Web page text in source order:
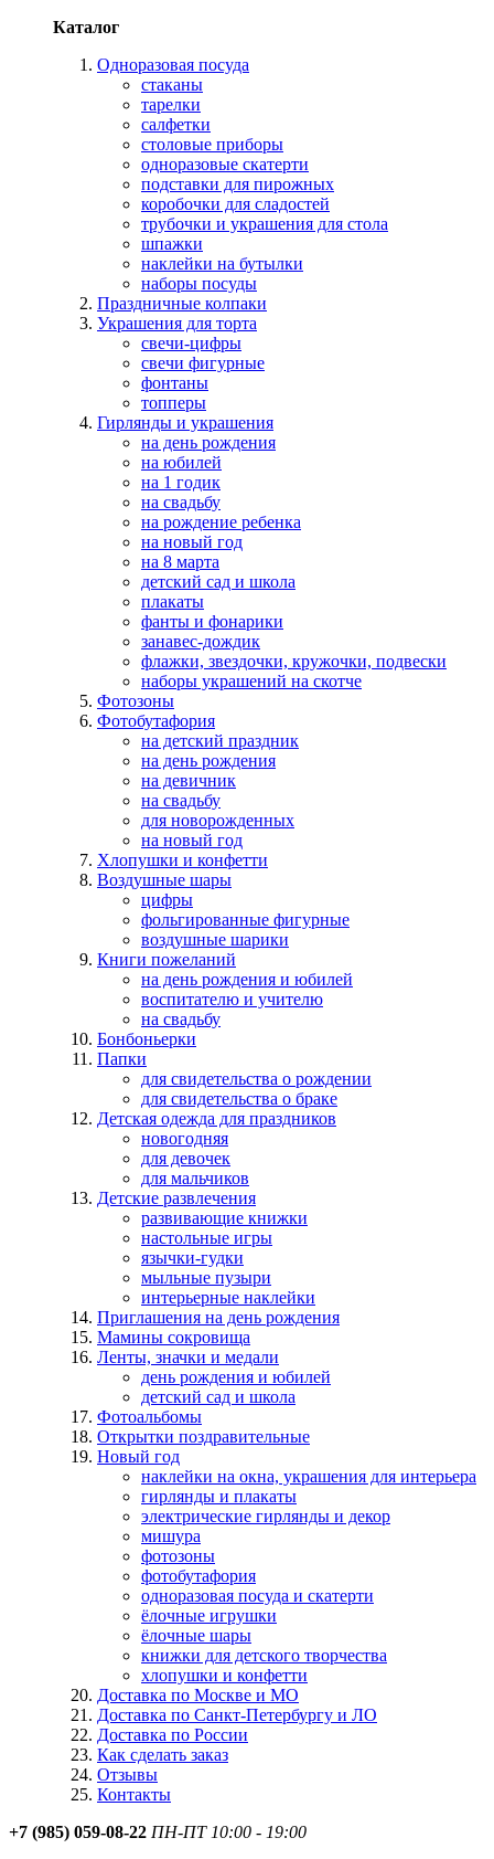
Каталог
Одноразовая посуда
стаканы
тарелки
салфетки
столовые приборы
одноразовые скатерти
подставки для пирожных
коробочки для сладостей
трубочки и украшения для стола
шпажки
наклейки на бутылки
наборы посуды
Праздничные колпаки
Украшения для торта
свечи-цифры
свечи фигурные
фонтаны
топперы
Гирлянды и украшения
на день рождения
на юбилей
на 1 годик
на свадьбу
на рождение ребенка
на новый год
на 8 марта
детский сад и школа
плакаты
фанты и фонарики
занавес-дождик
флажки, звездочки, кружочки, подвески
наборы украшений на скотче
Фотозоны
Фотобутафория
на детский праздник
на день рождения
на девичник
на свадьбу
для новорожденных
на новый год
Хлопушки и конфетти
Воздушные шары
цифры
фольгированные фигурные
воздушные шарики
Книги пожеланий
на день рождения и юбилей
воспитателю и учителю
на свадьбу
Бонбоньерки
Папки
для свидетельства о рождении
для свидетельства о браке
Детская одежда для праздников
новогодняя
для девочек
для мальчиков
Детские развлечения
развивающие книжки
настольные игры
язычки-гудки
мыльные пузыри
интерьерные наклейки
Приглашения на день рождения
Мамины сокровища
Ленты, значки и медали
день рождения и юбилей
детский сад и школа
Фотоальбомы
Открытки поздравительные
Новый год
наклейки на окна, украшения для интерьера
гирлянды и плакаты
электрические гирлянды и декор
мишура
фотозоны
фотобутафория
одноразовая посуда и скатерти
ёлочные игрушки
ёлочные шары
книжки для детского творчества
хлопушки и конфетти
Доставка по Москве и МО
Доставка по Санкт-Петербургу и ЛО
Доставка по России
Как сделать заказ
Отзывы
Контакты
+7 (985) 059-08-22 ПН-ПТ 10:00 - 19:00